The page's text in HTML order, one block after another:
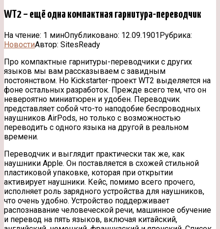
WT2 – ещё одна компактная гарнитура-переводчик
На чтение: 1 минОпубликовано: 12.09.1901Рубрика:
НовостиАвтор: SitesReady
Про компактные гарнитуры-переводчики с других
языков мы вам рассказываем с завидным
постоянством. Но Kickstarter-проект WT2 выделяется на
фоне остальных разработок. Прежде всего тем, что он
невероятно миниатюрен и удобен. Переводчик
представляет собой что-то наподобие беспроводных
наушников AirPods, но только с возможностью
переводить с одного языка на другой в реальном
времени.
Переводчик и выглядит практически так же, как
наушники Apple. Он поставляется в схожей стильной
пластиковой упаковке, которая при открытии
активирует наушники. Кейс, помимо всего прочего,
исполняет роль зарядного устройства для наушников,
что очень удобно. Устройство поддерживает
распознавание человеческой речи, машинное обучение
и перевод на пять языков, включая китайский,